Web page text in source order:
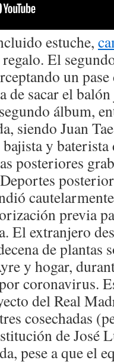
estuche,
El
un pase
de sacar el
álbum,
siendo Juan
y
posteriores
previa
El extranjero
de plantas
y hogar,
coronavirus.
del Real
cosechadas
de José
pese a que el